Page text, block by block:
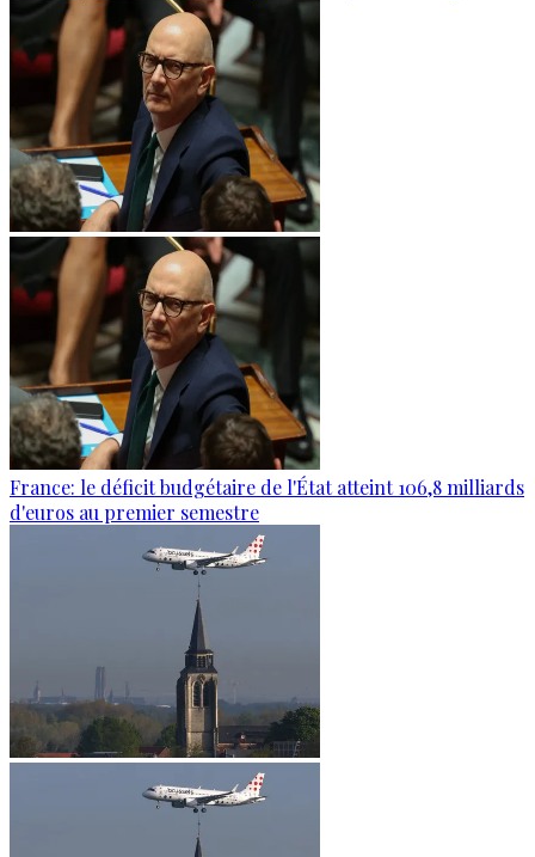
France: le déficit budgétaire de l'État atteint 106,8 milliards
d'euros au premier semestre